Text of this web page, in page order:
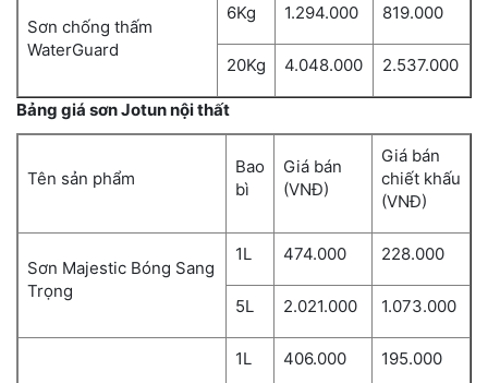
Sơn chống thấm
WaterGuard
6Kg 1.294.000 819.000
20Kg 4.048.000 2.537.000
Bảng giá sơn Jotun nội thất
Tên sản phẩm
Bao
bì
Giá bán
(VNĐ)
Giá bán
chiết khấu
(VNĐ)
Sơn Majestic Bóng Sang
Trọng
1L 474.000 228.000
5L 2.021.000 1.073.000
1L 406.000 195.000